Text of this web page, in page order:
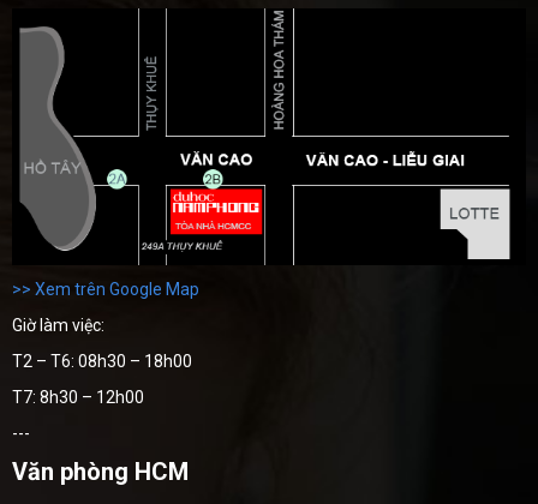
>> Xem trên Google Map
Giờ làm việc:
T2 – T6: 08h30 – 18h00
T7: 8h30 – 12h00
---
Văn phòng HCM